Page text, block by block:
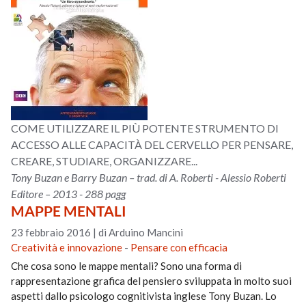
COME UTILIZZARE IL PIÙ POTENTE STRUMENTO DI
ACCESSO ALLE CAPACITÀ DEL CERVELLO PER PENSARE,
CREARE, STUDIARE, ORGANIZZARE...
Tony Buzan e Barry Buzan – trad. di A. Roberti - Alessio Roberti
Editore – 2013 - 288 pagg
MAPPE MENTALI
23 febbraio 2016 |di Arduino Mancini
Creatività e innovazione - Pensare con efficacia
Che cosa sono le mappe mentali? Sono una forma di
rappresentazione grafica del pensiero sviluppata in molto suoi
aspetti dallo psicologo cognitivista inglese Tony Buzan. Lo